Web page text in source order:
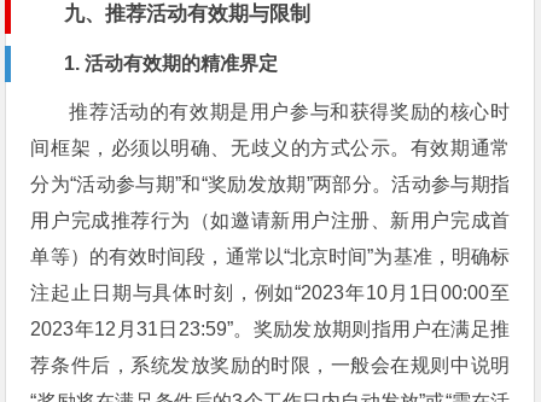
九、推荐活动有效期与限制
1. 活动有效期的精准界定
推荐活动的有效期是用户参与和获得奖励的核心时
间框架，必须以明确、无歧义的方式公示。有效期通常
分为“活动参与期”和“奖励发放期”两部分。活动参与期指
用户完成推荐行为（如邀请新用户注册、新用户完成首
单等）的有效时间段，通常以“北京时间”为基准，明确标
注起止日期与具体时刻，例如“2023年10月1日00:00至
2023年12月31日23:59”。奖励发放期则指用户在满足推
荐条件后，系统发放奖励的时限，一般会在规则中说明